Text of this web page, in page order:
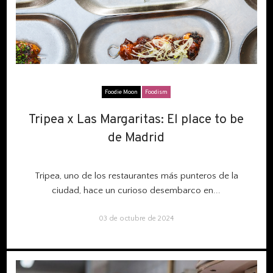
Foodie Moon Foodism
Tripea x Las Margaritas: El place to be
de Madrid
Tripea x Las Margaritas: El place to be
de Madrid
Tripea, uno de los restaurantes más punteros de la
ciudad, hace un curioso desembarco en...
03 de octubre de 2024